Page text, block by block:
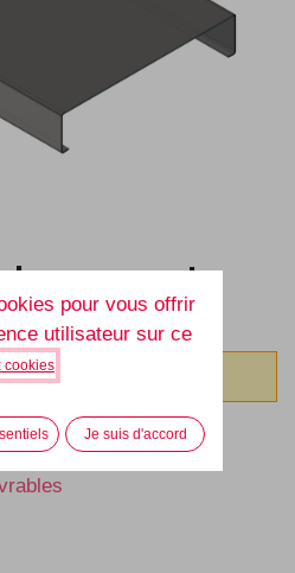
parement
mm
existante.
de 30 jours
pour vous offrir
utilisateur sur ce
cookies
Je suis d'accord